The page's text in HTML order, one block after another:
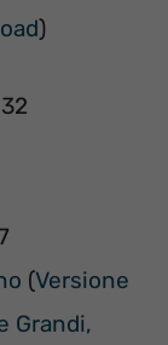
)
(Versione
Grandi,